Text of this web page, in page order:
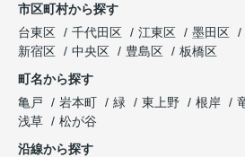
市区町村から探す
台東区
千代田区 江東区 墨田区
新宿区
中央区 豊島区
板橋区
町名から探す
亀戸
岩本町 緑 東上野 根岸
浅草
松が谷
沿線から探す